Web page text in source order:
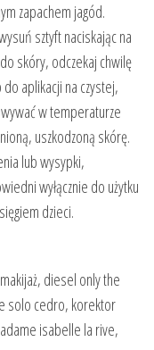
zapachem jagód.
sztyft naciskając na
skóry, odczekaj chwilę
aplikacji na czystej,
w temperaturze
uszkodzoną skórę.
lub wysypki,
wyłącznie do użytku
dzieci.
diesel only the
solo cedro, korektor
isabelle la rive,